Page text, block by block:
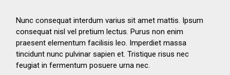
Nunc consequat interdum varius sit amet mattis. Ipsum
consequat nisl vel pretium lectus. Purus non enim
praesent elementum facilisis leo. Imperdiet massa
tincidunt nunc pulvinar sapien et. Tristique risus nec
feugiat in fermentum posuere urna nec.